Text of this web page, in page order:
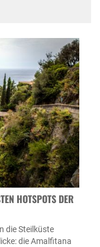
HOTSPOTS DER A
die Steilküste
die Amalfitana